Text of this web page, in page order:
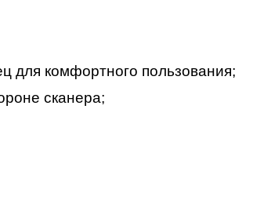
для комфортного пользования;
сканера;